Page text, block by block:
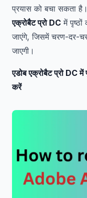
प्रयास को बचा सकता
एक्रोबैट प्रो DC में
जाएंगे, जिसमें चरण-दर-
जाएगी।
एडोब एक्रोबैट प्रो DC
करें